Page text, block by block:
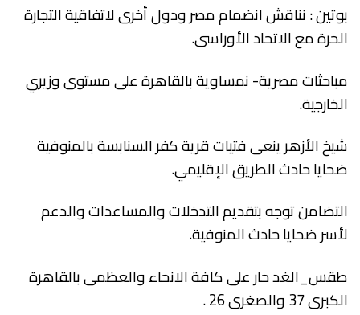
بوتين : نناقش انضمام مصر ودول أخرى لاتفاقية التجارة
الحرة مع الاتحاد الأوراسى.
مباحثات مصرية- نمساوية بالقاهرة على مستوى وزيري
الخارجية.
شيخ الأزهر ينعى فتيات قرية كفر السنابسة بالمنوفية
ضحايا حادث الطريق الإقليمي.
التضامن توجه بتقديم التدخلات والمساعدات والدعم
لأسر ضحايا حادث المنوفية.
طقس_الغد حار على كافة الانحاء والعظمى بالقاهرة
الكبرى 37 والصغرى 26 .